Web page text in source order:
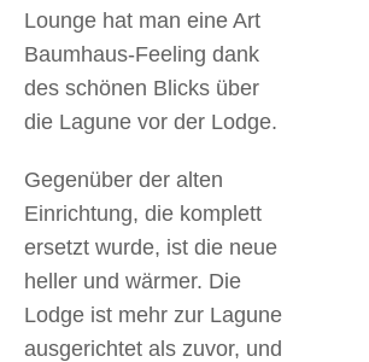
Lounge hat man eine Art
Baumhaus-Feeling dank
des schönen Blicks über
die Lagune vor der Lodge.
Gegenüber der alten
Einrichtung, die komplett
ersetzt wurde, ist die neue
heller und wärmer. Die
Lodge ist mehr zur Lagune
ausgerichtet als zuvor, und